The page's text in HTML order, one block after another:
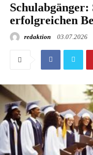
erfolgreichen
redaktion 03.07.2026